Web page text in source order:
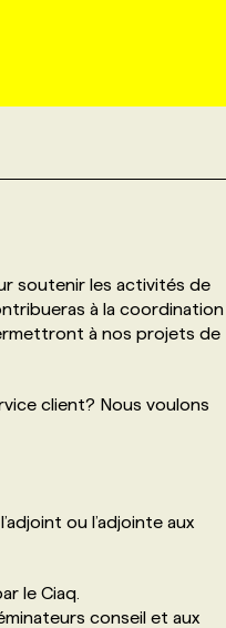
soutenir les activités de
à la coordination
à nos projets de
client? Nous voulons
ou l’adjointe aux
le Ciaq.
conseil et aux